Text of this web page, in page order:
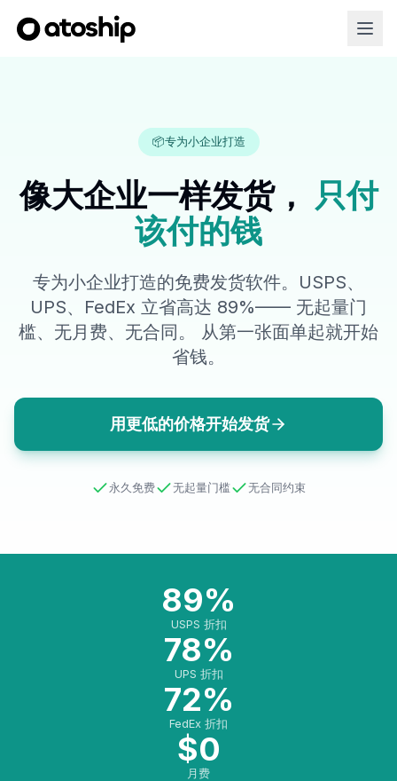
📦专为小企业打造
像大企业一样发货， 只付
该付的钱
专为小企业打造的免费发货软件。USPS、
UPS、FedEx 立省高达 89%—— 无起量门
槛、无月费、无合同。 从第一张面单起就开始
省钱。
用更低的价格开始发货
永久免费 无起量门槛 无合同约束
89%
USPS 折扣
78%
UPS 折扣
72%
FedEx 折扣
$0
月费